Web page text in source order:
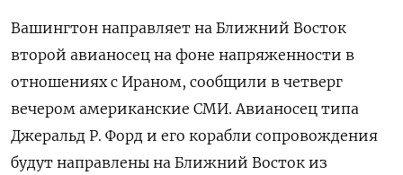
Вашингтон направляет на Ближний Восток
второй авианосец ‌на фоне напряженности в
отношениях с Ираном, сообщили в ​четверг
вечером ​американские СМИ. Авианосец ​типа
Джеральд ⁠Р. Форд ‌и его ‌корабли сопровождения
будут направлены на Ближний Восток ​из